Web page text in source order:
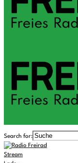
Search for:
Stream